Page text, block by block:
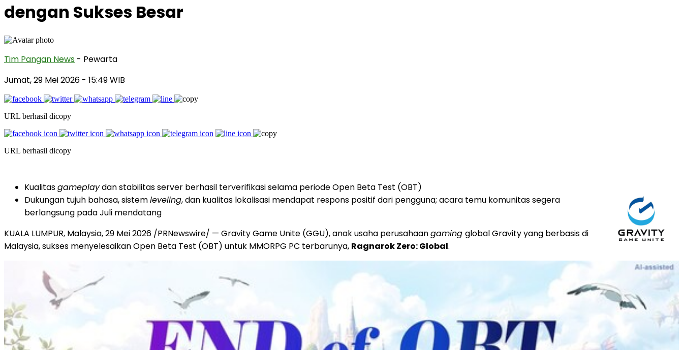
dengan Sukses Besar
Tim Pangan News - Pewarta
Jumat, 29 Mei 2026 - 15:49 WIB
URL berhasil dicopy
URL berhasil dicopy
Kualitasgameplaydan stabilitas server berhasil terverifikasi selama periode Open Beta Test (OBT)
Dukungan tujuh bahasa, sistemleveling, dan kualitas lokalisasi mendapat respons positif dari pengguna; acara temu komunitas segera
berlangsung pada Juli mendatang
KUALA LUMPUR, Malaysia, 29 Mei 2026 /PRNewswire/ — Gravity Game Unite (GGU), anak usaha perusahaangaming global Gravity yang berbasis di
Malaysia, sukses menyelesaikan Open Beta Test (OBT) untuk MMORPG PC terbarunya, Ragnarok Zero: Global.